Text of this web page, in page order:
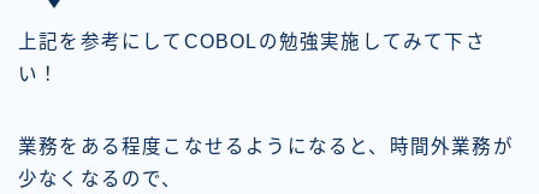
上記を参考にしてCOBOLの勉強実施してみて下さ
い！
業務をある程度こなせるようになると、時間外業務が
少なくなるので、